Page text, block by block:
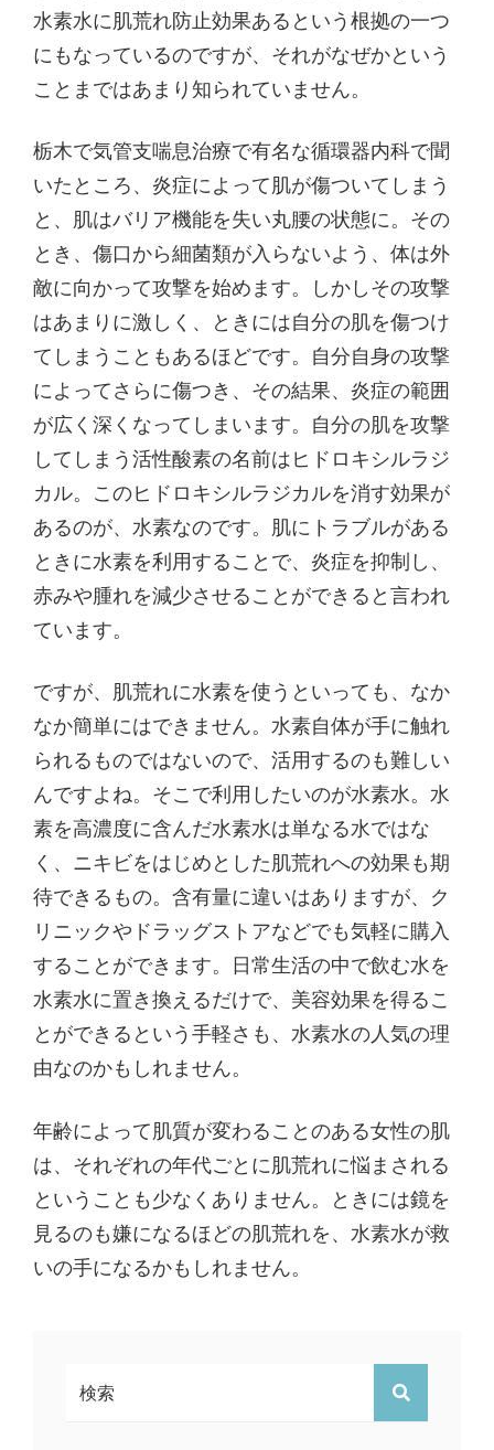
水素水に肌荒れ防止効果あるという根拠の一つ
にもなっているのですが、それがなぜかという
ことまではあまり知られていません。
栃木で気管支喘息治療で有名な循環器内科で聞
いたところ、炎症によって肌が傷ついてしまう
と、肌はバリア機能を失い丸腰の状態に。その
とき、傷口から細菌類が入らないよう、体は外
敵に向かって攻撃を始めます。しかしその攻撃
はあまりに激しく、ときには自分の肌を傷つけ
てしまうこともあるほどです。自分自身の攻撃
によってさらに傷つき、その結果、炎症の範囲
が広く深くなってしまいます。自分の肌を攻撃
してしまう活性酸素の名前はヒドロキシルラジ
カル。このヒドロキシルラジカルを消す効果が
あるのが、水素なのです。肌にトラブルがある
ときに水素を利用することで、炎症を抑制し、
赤みや腫れを減少させることができると言われ
ています。
ですが、肌荒れに水素を使うといっても、なか
なか簡単にはできません。水素自体が手に触れ
られるものではないので、活用するのも難しい
んですよね。そこで利用したいのが水素水。水
素を高濃度に含んだ水素水は単なる水ではな
く、ニキビをはじめとした肌荒れへの効果も期
待できるもの。含有量に違いはありますが、ク
リニックやドラッグストアなどでも気軽に購入
することができます。日常生活の中で飲む水を
水素水に置き換えるだけで、美容効果を得るこ
とができるという手軽さも、水素水の人気の理
由なのかもしれません。
年齢によって肌質が変わることのある女性の肌
は、それぞれの年代ごとに肌荒れに悩まされる
ということも少なくありません。ときには鏡を
見るのも嫌になるほどの肌荒れを、水素水が救
いの手になるかもしれません。
検
索:
検